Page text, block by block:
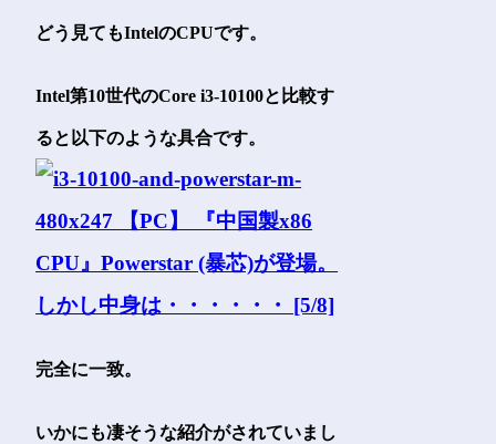
どう見てもIntelのCPUです。
Intel第10世代のCore i3-10100と比較す
ると以下のような具合です。
完全に一致。
いかにも凄そうな紹介がされていまし